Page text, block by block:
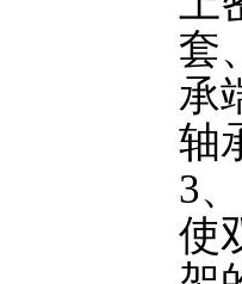
套
承
轴
3
使